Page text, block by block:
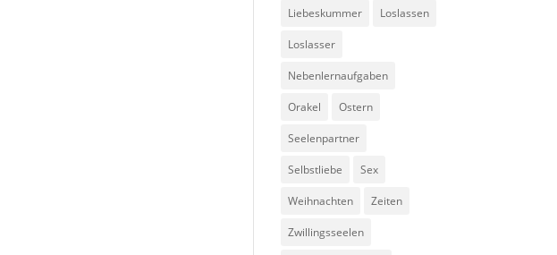
Liebeskummer Loslassen
Loslasser
Nebenlernaufgaben
Orakel Ostern
Seelenpartner
Selbstliebe Sex
Weihnachten Zeiten
Zwillingsseelen